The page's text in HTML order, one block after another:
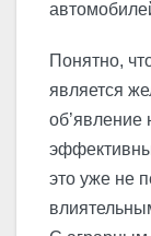
Понятно,
является
об’явление
это уже не